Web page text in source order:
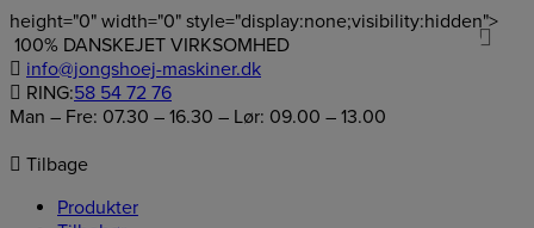
height="0" width="0" style="display:none;visibility:hidden">
Hop
til
indholdet
100% DANSKEJET VIRKSOMHED
info@jongshoej-maskiner.dk
RING:58 54 72 76
Man – Fre: 07.30 – 16.30 – Lør: 09.00 – 13.00
0
Tilbage
Produkter